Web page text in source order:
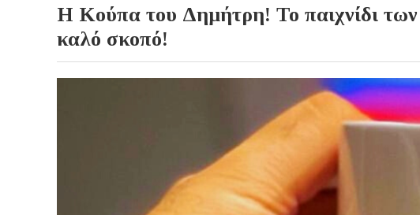
Η Κούπα του Δημήτρη! Το παιχνίδι
καλό σκοπό!